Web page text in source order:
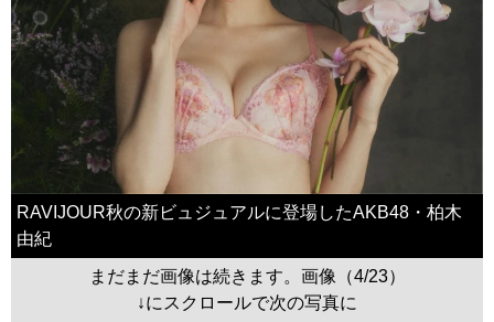
RAVIJOUR秋の新ビュジュアルに登場したAKB48・柏木
由紀
まだまだ画像は続きます。画像（4/23）
↓にスクロールで次の写真に